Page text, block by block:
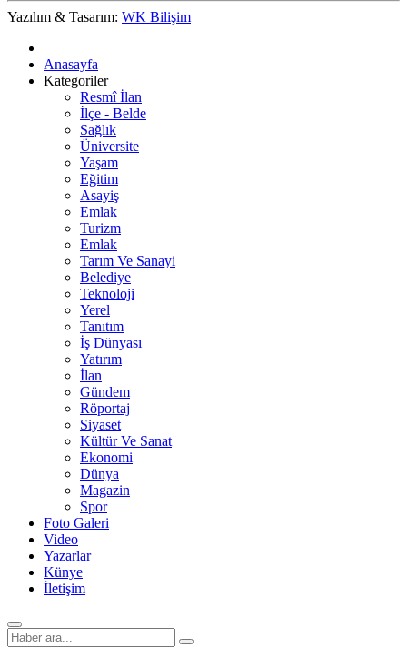
Yazılım & Tasarım: WK Bilişim
Anasayfa
Kategoriler
Resmî İlan
İlçe - Belde
Sağlık
Üniversite
Yaşam
Eğitim
Asayiş
Emlak
Turizm
Emlak
Tarım Ve Sanayi
Belediye
Teknoloji
Yerel
Tanıtım
İş Dünyası
Yatırım
İlan
Gündem
Röportaj
Siyaset
Kültür Ve Sanat
Ekonomi
Dünya
Magazin
Spor
Foto Galeri
Video
Yazarlar
Künye
İletişim